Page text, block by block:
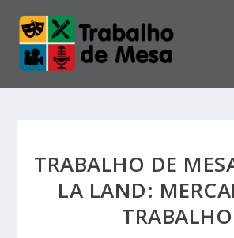
TRABALHO DE
LA LAND:
TRABALHO